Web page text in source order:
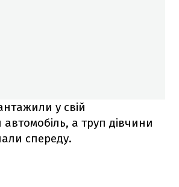
у свій
а труп дівчини
спереду.